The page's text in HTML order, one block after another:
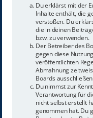
Du erklärst mit der
Inhalte enthält, die
verstoßen. Du
die in deinen
bzw. zu verwenden.
Der Betreiber des
gegen diese
veröffentlichten
Abmahnung
Boards
Du nimmst zur
Verantwortung für
nicht selbst erstellt
genommen hat. Du